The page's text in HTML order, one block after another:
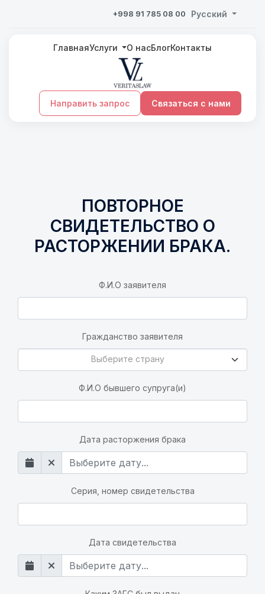
+998 91 785 08 00 Русский
ГлавнаяУслуги О насБлогКонтакты
Направить запрос Связаться с нами
ПОВТОРНОЕ
СВИДЕТЕЛЬСТВО О
РАСТОРЖЕНИИ БРАКА.
Ф.И.О заявителя
Гражданство заявителя
Выберите странуВыберите страну
Ф.И.О бывшего супруга(и)
Дата расторжения брака
Серия, номер свидетельства
Дата свидетельства